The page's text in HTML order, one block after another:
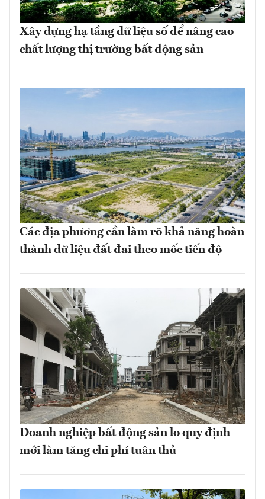
Xây dựng hạ tầng dữ liệu số để nâng cao
chất lượng thị trường bất động sản
Các địa phương cần làm rõ khả năng hoàn
thành dữ liệu đất đai theo mốc tiến độ
Doanh nghiệp bất động sản lo quy định
mới làm tăng chi phí tuân thủ